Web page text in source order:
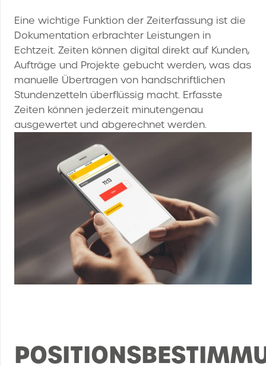
Eine wichtige Funktion der Zeiterfassung ist die
Dokumentation erbrachter Leistungen in
Echtzeit. Zeiten können digital direkt auf Kunden,
Aufträge und Projekte gebucht werden, was das
manuelle Übertragen von handschriftlichen
Stundenzetteln überflüssig macht. Erfasste
Zeiten können jederzeit minutengenau
ausgewertet und abgerechnet werden.